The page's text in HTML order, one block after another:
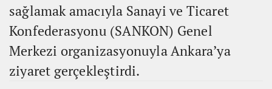
sağlamak amacıyla Sanayi ve Ticaret
Konfederasyonu (SANKON) Genel
Merkezi organizasyonuyla Ankara’ya
ziyaret gerçekleştirdi.